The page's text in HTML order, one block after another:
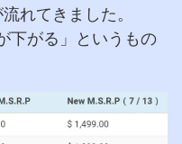
れてきました。
下がる」というもの